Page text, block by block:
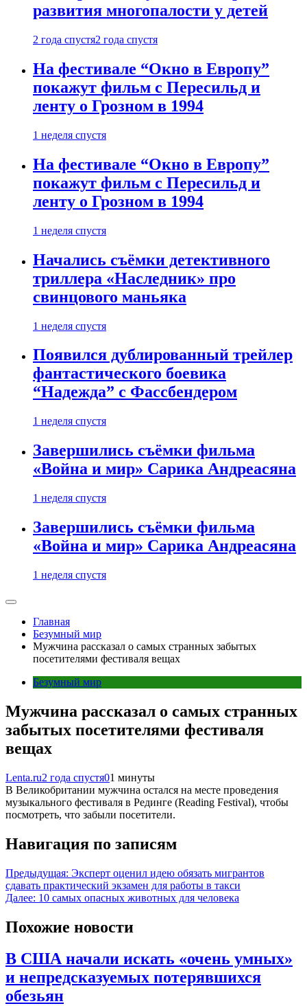
развития многопалости у детей
2 года спустя2 года спустя
На фестивале “Окно в Европу”
покажут фильм с Пересильд и
ленту о Грозном в 1994
1 неделя спустя
На фестивале “Окно в Европу”
покажут фильм с Пересильд и
ленту о Грозном в 1994
1 неделя спустя
Начались съёмки детективного
триллера «Наследник» про
свинцового маньяка
1 неделя спустя
Появился дублированный трейлер
фантастического боевика
“Надежда” с Фассбендером
1 неделя спустя
Завершились съёмки фильма
«Война и мир» Сарика Андреасяна
1 неделя спустя
Завершились съёмки фильма
«Война и мир» Сарика Андреасяна
1 неделя спустя
Главная
Безумный мир
Мужчина рассказал о самых странных забытых
посетителями фестиваля вещах
Безумный мир
Мужчина рассказал о самых странных
забытых посетителями фестиваля
вещах
Lenta.ru2 года спустя01 минуты
В Великобритании мужчина остался на месте проведения
музыкального фестиваля в Рединге (Reading Festival), чтобы
посмотреть, что забыли посетители.
Навигация по записям
Предыдущая: Эксперт оценил идею обязать мигрантов
сдавать практический экзамен для работы в такси
Далее: 10 самых опасных животных для человека
Похожие новости
В США начали искать «очень умных»
и непредсказуемых потерявшихся
обезьян